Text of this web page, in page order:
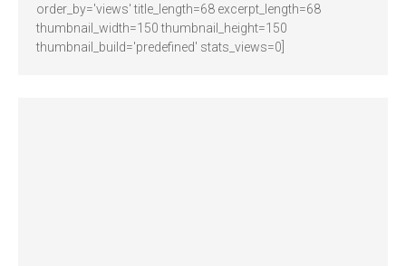
order_by='views' title_length=68 excerpt_length=68
thumbnail_width=150 thumbnail_height=150
thumbnail_build='predefined' stats_views=0]